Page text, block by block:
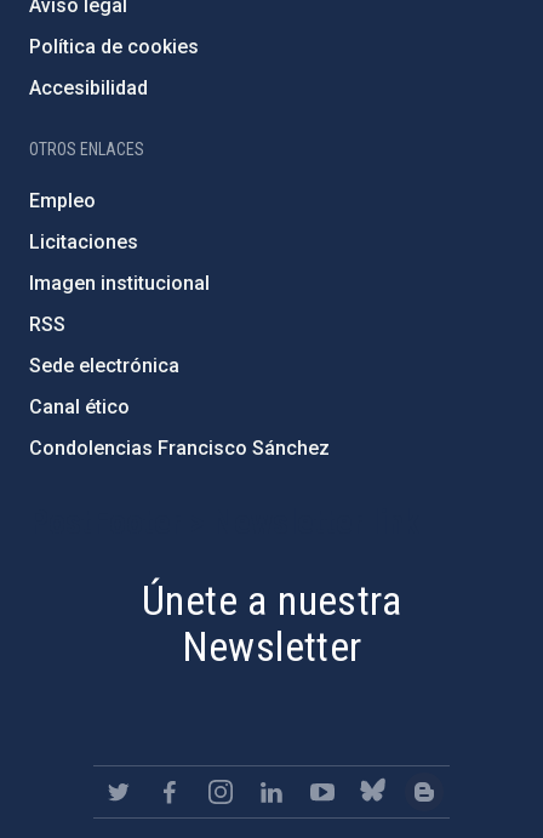
Aviso legal
Política de cookies
Accesibilidad
OTROS ENLACES
Empleo
Licitaciones
Imagen institucional
RSS
Sede electrónica
Canal ético
Condolencias Francisco Sánchez
Únete a nuestra
Newsletter